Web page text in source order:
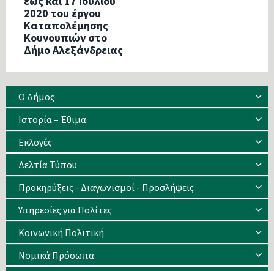
2020 του έργου
Καταπολέμησης
Κουνουπιών στο
Δήμο Αλεξάνδρειας
Ο Δήμος
Ιστορία – Έθιμα
Eκλογές
Δελτία Τύπου
Προκηρύξεις - Διαγωνισμοί - Προσλήψεις
Υπηρεσίες για Πολίτες
Κοινωνική Πολιτική
Νομικά Πρόσωπα